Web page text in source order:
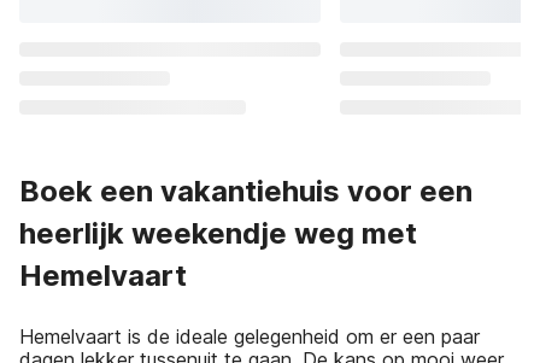
Boek een vakantiehuis voor een
heerlijk weekendje weg met
Hemelvaart
Hemelvaart is de ideale gelegenheid om er een paar